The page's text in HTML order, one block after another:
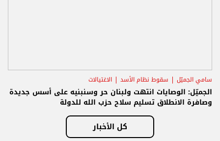
سامي الجميّل سقوط نظام الأسد الاغتيالات
الجميّل: الوصايات انتهت ولبنان حر وسنبنيه على أسس جديدة
وصافرة الانطلاق تسليم سلاح حزب الله للدولة
كل الأخبار